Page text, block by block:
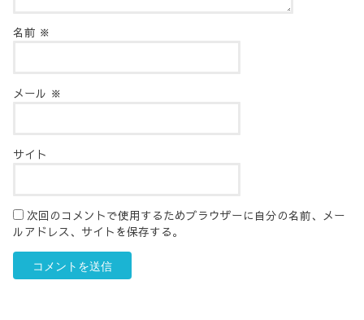
名前 ※
メール ※
サイト
次回のコメントで使用するためブラウザーに自分の名前、メー
ルアドレス、サイトを保存する。